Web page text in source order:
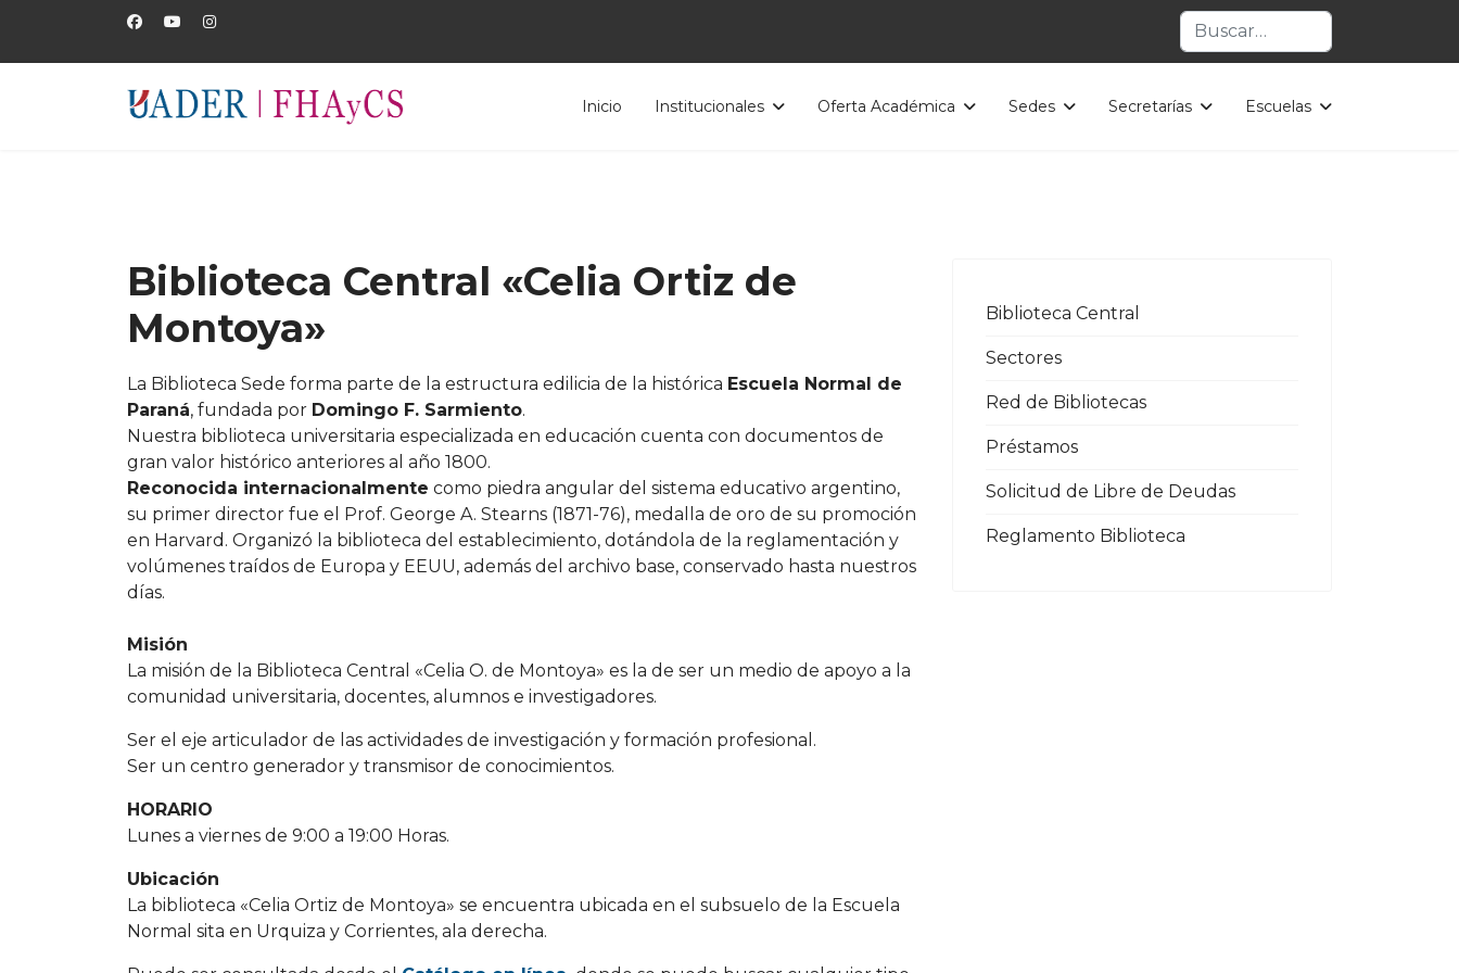
Buscar
Inicio Institucionales Oferta Académica Sedes Secretarías Escuelas
Biblioteca Central «Celia Ortiz de
Montoya»
La Biblioteca Sede forma parte de la estructura edilicia de la histórica Escuela Normal de
Paraná, fundada por Domingo F. Sarmiento.
Nuestra biblioteca universitaria especializada en educación cuenta con documentos de
gran valor histórico anteriores al año 1800.
Reconocida internacionalmente como piedra angular del sistema educativo argentino,
su primer director fue el Prof. George A. Stearns (1871-76), medalla de oro de su promoción
en Harvard. Organizó la biblioteca del establecimiento, dotándola de la reglamentación y
volúmenes traídos de Europa y EEUU, además del archivo base, conservado hasta nuestros
días.
Misión
La misión de la Biblioteca Central «Celia O. de Montoya» es la de ser un medio de apoyo a la
comunidad universitaria, docentes, alumnos e investigadores.
Ser el eje articulador de las actividades de investigación y formación profesional.
Ser un centro generador y transmisor de conocimientos.
HORARIO
Lunes a viernes de 9:00 a 19:00 Horas.
Ubicación
La biblioteca «Celia Ortiz de Montoya» se encuentra ubicada en el subsuelo de la Escuela
Normal sita en Urquiza y Corrientes, ala derecha.
Biblioteca Central
Sectores
Red de Bibliotecas
Préstamos
Solicitud de Libre de Deudas
Reglamento Biblioteca